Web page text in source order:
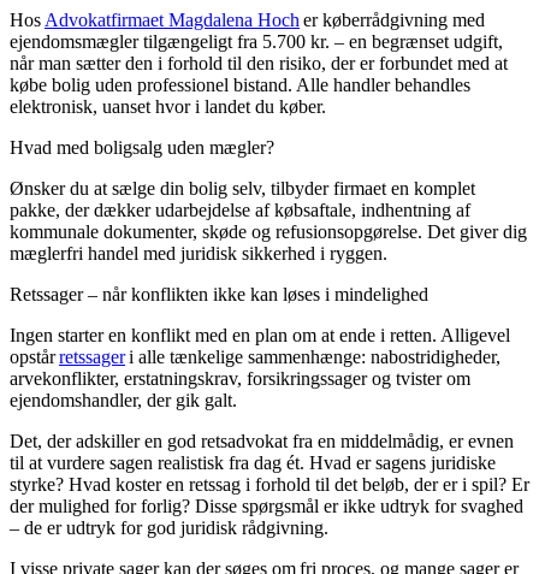
Hos Advokatfirmaet Magdalena Hoch er køberrådgivning med
ejendomsmægler tilgængeligt fra 5.700 kr. – en begrænset udgift,
når man sætter den i forhold til den risiko, der er forbundet med at
købe bolig uden professionel bistand. Alle handler behandles
elektronisk, uanset hvor i landet du køber.
Hvad med boligsalg uden mægler?
Ønsker du at sælge din bolig selv, tilbyder firmaet en komplet
pakke, der dækker udarbejdelse af købsaftale, indhentning af
kommunale dokumenter, skøde og refusionsopgørelse. Det giver dig
mæglerfri handel med juridisk sikkerhed i ryggen.
Retssager – når konflikten ikke kan løses i mindelighed
Ingen starter en konflikt med en plan om at ende i retten. Alligevel
opstårretssageri alle tænkelige sammenhænge: nabostridigheder,
arvekonflikter, erstatningskrav, forsikringssager og tvister om
ejendomshandler, der gik galt.
Det, der adskiller en god retsadvokat fra en middelmådig, er evnen
til at vurdere sagen realistisk fra dag ét. Hvad er sagens juridiske
styrke? Hvad koster en retssag i forhold til det beløb, der er i spil? Er
der mulighed for forlig? Disse spørgsmål er ikke udtryk for svaghed
– de er udtryk for god juridisk rådgivning.
I visse private sager kan der søges om fri proces, og mange sager er